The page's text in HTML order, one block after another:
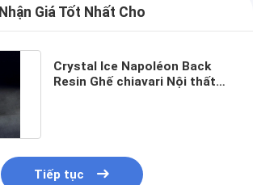
Nhận Giá Tốt Nhất Cho
Crystal Ice Napoléon Back
Resin Ghế chiavari Nội thất
Tiếp tục